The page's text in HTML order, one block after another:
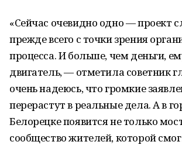
«Сейчас очевидно одно — проект
прежде всего с точки зрения
процесса. И больше, чем деньги,
двигатель, — отметила советник
очень надеюсь, что громкие
перерастут в реальные дела. А в
Белорецке появится не только
сообщество жителей, которой